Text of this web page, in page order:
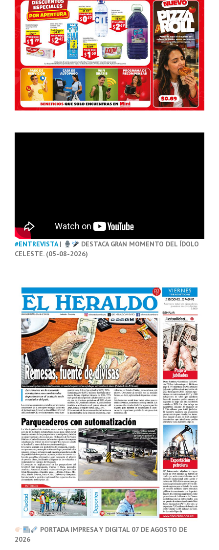
#ENTREVISTA|
DESTACA GRAN MOMENTO DEL ÍDOLO
CELESTE. (05-08-2026)
PORTADA IMPRESA Y DIGITAL 07 DE AGOSTO DE
2026